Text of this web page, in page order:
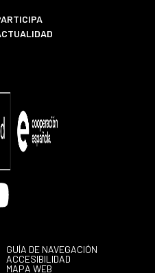
GUÍA DE NAVEGACIÓN
ACCESIBILIDAD
MAPA WEB